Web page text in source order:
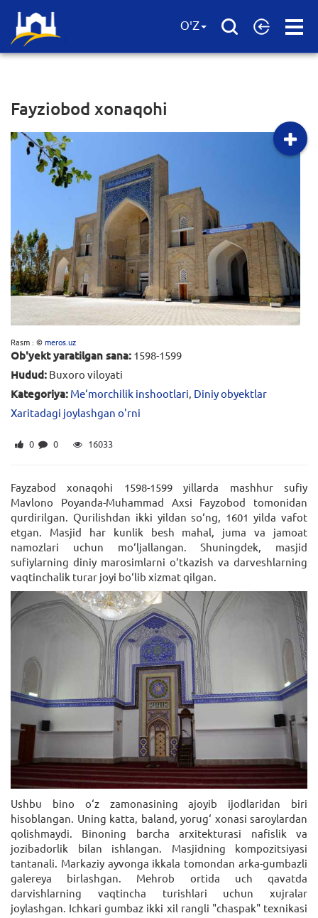
Open
O'Z
Fayziobod xonaqohi
Rasm : ©meros.uz
Ob'yekt yaratilgan sana: 1598-1599
Hudud: Buxoro viloyati
Kategoriya: Me‘morchilik inshootlari Diniy obyektlar
Xaritadagi joylashgan o'rni
0 0 16033
Fayzabod xonaqohi 1598-1599 yillarda mashhur sufiy
Mavlono Poyanda-Muhammad Axsi Fayzobod tomonidan
qurdirilgan. Qurilishdan ikki yildan so‘ng, 1601 yilda vafot
etgan. Masjid har kunlik besh mahal, juma va jamoat
namozlari uchun mo‘ljallangan. Shuningdek, masjid
sufiylarning diniy marosimlarni o‘tkazish va darveshlarning
vaqtinchalik turar joyi bo‘lib xizmat qilgan.
Ushbu bino o‘z zamonasining ajoyib ijodlaridan biri
hisoblangan. Uning katta, baland, yorug‘ xonasi saroylardan
qolishmaydi. Binoning barcha arxitekturasi nafislik va
jozibadorlik bilan ishlangan. Masjidning kompozitsiyasi
tantanali. Markaziy ayvonga ikkala tomondan arka-gumbazli
galereya birlashgan. Mehrob ortida uch qavatda
darvishlarning vaqtincha turishlari uchun xujralar
joylashgan. Ichkari gumbaz ikki xil rangli "chaspak" texnikasi